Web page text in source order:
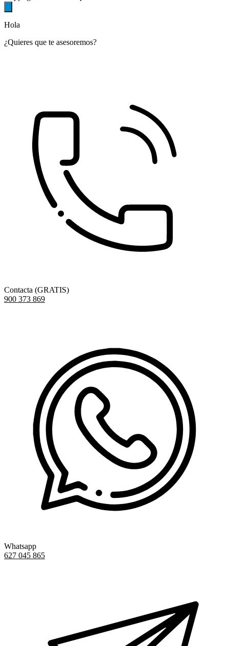
Hola
¿Quieres que te asesoremos?
Contacta (GRATIS)
900 373 869
Whatsapp
627 045 865